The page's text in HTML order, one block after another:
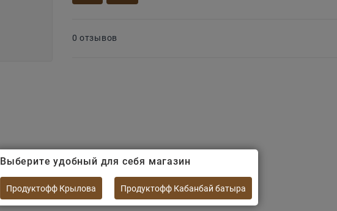
0 отзывов
Выберите удобный для себя магазин
Продуктофф Крылова Продуктофф Кабанбай батыра